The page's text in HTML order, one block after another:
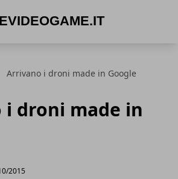
Arrivano i droni made in Google
droni made in
2015